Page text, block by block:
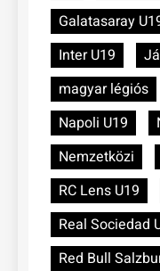
Galatasaray
Inter U19
magyar légiós
Napoli U19
Nemzetközi
RC Lens U19
Real Sociedad
Red Bull